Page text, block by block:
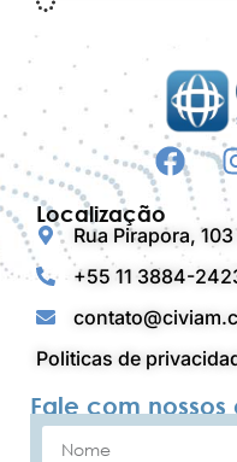
Localização
Rua Pirapora,
+55 11 3884-
Politicas de
Fale com nossos